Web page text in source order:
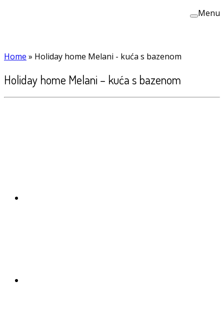
Menu
Home » Holiday home Melani - kuća s bazenom
Holiday home Melani – kuća s bazenom